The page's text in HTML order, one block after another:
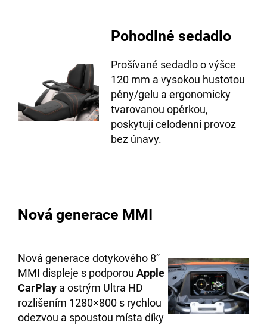
Pohodlné sedadlo
Prošívané sedadlo o výšce
120 mm a vysokou hustotou
pěny/gelu a ergonomicky
tvarovanou opěrkou,
poskytují celodenní provoz
bez únavy.
Nová generace MMI
Nová generace dotykového 8”
MMI displeje s podporou Apple
CarPlay a ostrým Ultra HD
rozlišením 1280×800 s rychlou
odezvou a spoustou místa díky